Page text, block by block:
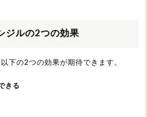
ジルの2つの効果
下の2つの効果が期待できます。
きる